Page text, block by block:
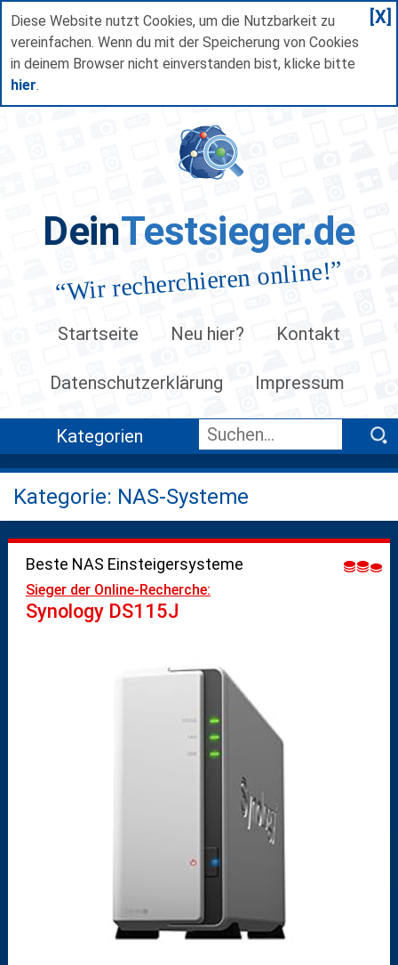
Diese Website nutzt Cookies, um die Nutzbarkeit zu
vereinfachen. Wenn du mit der Speicherung von Cookies
in deinem Browser nicht einverstanden bist, klicke bitte
hier.
[X]
DeinTestsieger.de
“Wir recherchieren online!”
Startseite Neu hier? Kontakt
Datenschutzerklärung Impressum
Kategorien
Kategorie: NAS-Systeme
Beste NAS Einsteigersysteme
Sieger der Online-Recherche:
Synology DS115J